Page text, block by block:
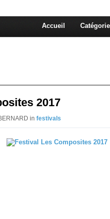
Accueil
2017
in festivals